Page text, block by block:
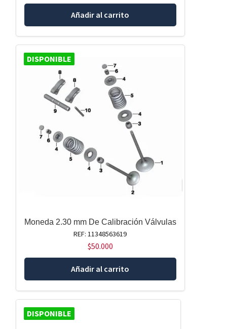
Añadir al carrito
DISPONIBLE
Moneda 2.30 mm De Calibración Válvulas
REF: 11348563619
$50.000
Añadir al carrito
DISPONIBLE